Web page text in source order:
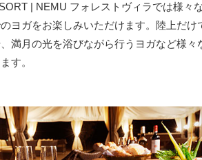
| NEMU フォレストヴィラでは様々
ヨガをお楽しみいただけます。陸上だけ
満月の光を浴びながら行うヨガなど様々
す。